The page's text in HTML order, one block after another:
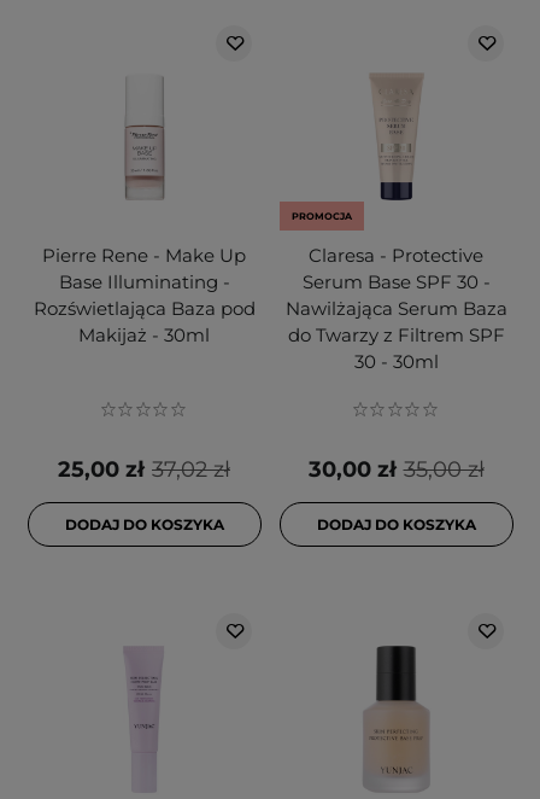
Pierre Rene - Make Up
Base Illuminating -
Rozświetlająca Baza pod
Makijaż - 30ml
37,02 zł
25,00 zł
DODAJ DO KOSZYKA
PROMOCJA
Claresa - Protective
Serum Base SPF 30 -
Nawilżająca Serum Baza
do Twarzy z Filtrem SPF
30 - 30ml
35,00 zł
30,00 zł
DODAJ DO KOSZYKA